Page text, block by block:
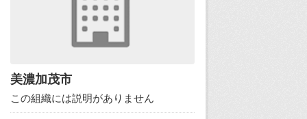
美濃加茂市
この組織には説明がありません